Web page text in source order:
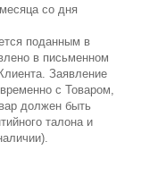
со дня
поданным в
в письменном
Заявление
с Товаром,
должен быть
талона и